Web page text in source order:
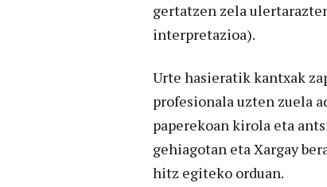
gertatzen zela
interpretazioa).
Urte hasieratik kantxak
profesionala uzten zuela
paperekoan kirola eta
gehiagotan eta Xargay
hitz egiteko orduan.